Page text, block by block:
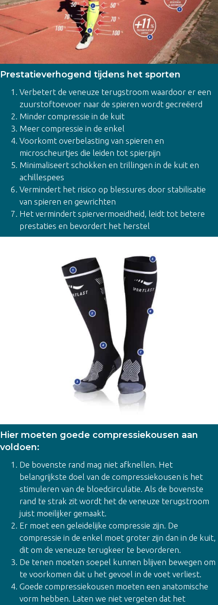
Prestatieverhogend tijdens het sporten
Verbetert de veneuze terugstroom waardoor er een
zuurstoftoevoer naar de spieren wordt gecreëerd
Minder compressie in de kuit
Meer compressie in de enkel
Voorkomt overbelasting van spieren en
microscheurtjes die leiden tot spierpijn
Minimaliseert schokken en trillingen in de kuit en
achillespees
Vermindert het risico op blessures door stabilisatie
van spieren en gewrichten
Het vermindert spiervermoeidheid, leidt tot betere
prestaties en bevordert het herstel
Hier moeten goede compressiekousen aan
voldoen:
De bovenste rand mag niet afknellen. Het
belangrijkste doel van de compressiekousen is het
stimuleren van de bloedcirculatie. Als de bovenste
rand te strak zit wordt het de veneuze terugstroom
juist moeilijker gemaakt.
Er moet een geleidelijke compressie zijn. De
compressie in de enkel moet groter zijn dan in de kuit,
dit om de veneuze terugkeer te bevorderen.
De tenen moeten soepel kunnen blijven bewegen om
te voorkomen dat u het gevoel in de voet verliest.
Goede compressiekousen moeten een anatomische
vorm hebben. Laten we niet vergeten dat het